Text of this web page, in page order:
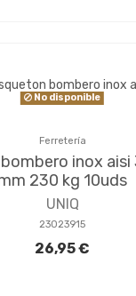
No disponible
Ferretería
inox
230 kg 10uds
UNIQ
23023915
26,95 €